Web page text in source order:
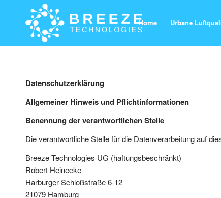
Home Urbane
Datenschutzerklärung
Allgemeiner Hinweis und Pflichtinformationen
Benennung der verantwortlichen Stelle
Die verantwortliche Stelle für die Datenverarbeitung auf
Breeze Technologies UG (haftungsbeschränkt)
Robert Heinecke
Harburger Schloßstraße 6-12
21079 Hamburg